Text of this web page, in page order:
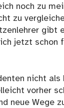
noch zu
zu
gibt
jetzt schon
nicht
vorher
neue Wege